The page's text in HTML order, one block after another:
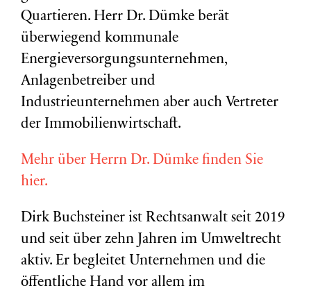
Quartieren. Herr Dr. Dümke berät
überwiegend kommunale
Energieversorgungsunternehmen,
Anlagenbetreiber und
Industrieunternehmen aber auch Vertreter
der Immobilienwirtschaft.
Mehr über Herrn Dr. Dümke finden Sie
hier.
Dirk Buchsteiner ist Rechtsanwalt seit 2019
und seit über zehn Jahren im Umweltrecht
aktiv. Er begleitet Unternehmen und die
öffentliche Hand vor allem im